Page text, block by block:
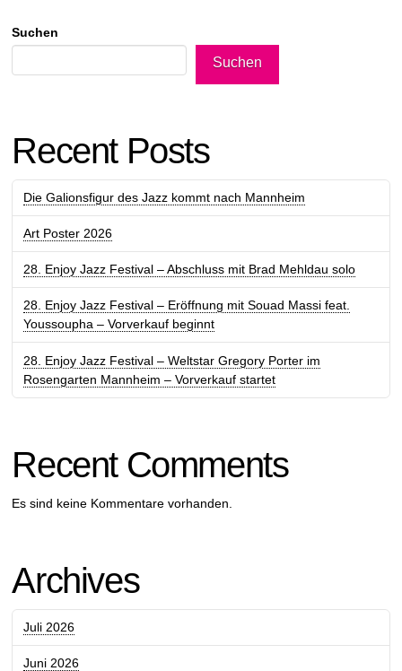
Suchen
Suchen
Recent Posts
Die Galionsfigur des Jazz kommt nach Mannheim
Art Poster 2026
28. Enjoy Jazz Festival – Abschluss mit Brad Mehldau solo
28. Enjoy Jazz Festival – Eröffnung mit Souad Massi feat.
Youssoupha – Vorverkauf beginnt
28. Enjoy Jazz Festival – Weltstar Gregory Porter im
Rosengarten Mannheim – Vorverkauf startet
Recent Comments
Es sind keine Kommentare vorhanden.
Archives
Juli 2026
Juni 2026